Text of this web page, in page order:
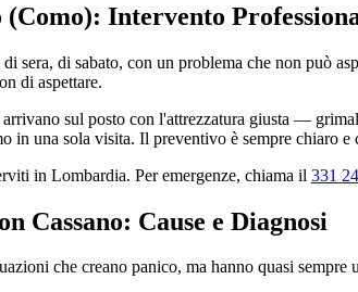
(Como): Intervento
di sabato, con un problema che non può
di aspettare.
sul posto con l'attrezzatura giusta —
una sola visita. Il preventivo è sempre chiaro
in Lombardia. Per emergenze, chiama il 331
Cassano: Cause e Diagnosi
che creano panico, ma hanno quasi sempre